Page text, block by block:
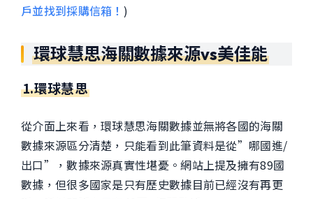
戶並找到採購信箱！ )
環球慧思海關數據來源vs美佳能
1.環球慧思
從介面上來看，環球慧思海關數據並無將各國的海關
數據來源區分清楚，只能看到此筆資料是從”哪國進/
出口”，數據來源真實性堪憂。網站上提及擁有89國
數據，但很多國家是只有歷史數據目前已經沒有再更